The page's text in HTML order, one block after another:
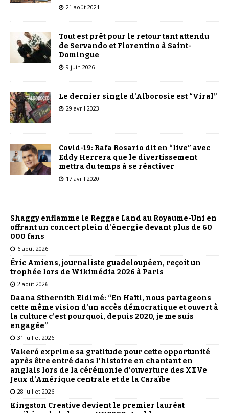
21 août 2021
Tout est prêt pour le retour tant attendu
de Servando et Florentino à Saint-
Domingue
9 juin 2026
Le dernier single d’Alborosie est “Viral”
29 avril 2023
Covid-19: Rafa Rosario dit en “live” avec
Eddy Herrera que le divertissement
mettra du temps à se réactiver
17 avril 2020
Shaggy enflamme le Reggae Land au Royaume-Uni en
offrant un concert plein d’énergie devant plus de 60
000 fans
6 août 2026
Éric Amiens, journaliste guadeloupéen, reçoit un
trophée lors de Wikimédia 2026 à Paris
2 août 2026
Daana Sthernith Eldimé: “En Haïti, nous partageons
cette même vision d’un accès démocratique et ouvert à
la culture c’est pourquoi, depuis 2020, je me suis
engagée”
31 juillet 2026
Vakeró exprime sa gratitude pour cette opportunité
après être entré dans l’histoire en chantant en
anglais lors de la cérémonie d’ouverture des XXVe
Jeux d’Amérique centrale et de la Caraïbe
28 juillet 2026
Kingston Creative devient le premier lauréat